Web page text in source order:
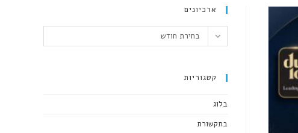
ארכיונים
בחירת חודש
קטגוריות
בלוג
בתקשורת